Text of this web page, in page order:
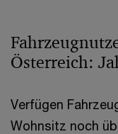
Österreich:
Verfügen
Wohnsitz noch